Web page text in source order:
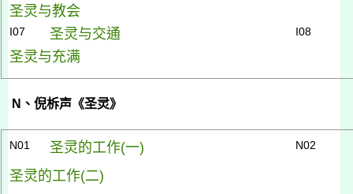
圣灵与教会
I07 圣灵与交通 I08
圣灵与充满
N 、倪柝声《圣灵》
N01 圣灵的工作(一) N02
圣灵的工作(二)